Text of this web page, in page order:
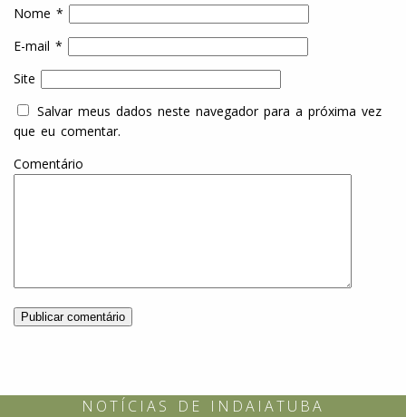
Nome *
E-mail *
Site
Salvar meus dados neste navegador para a próxima vez
que eu comentar.
Comentário
NOTÍCIAS DE INDAIATUBA